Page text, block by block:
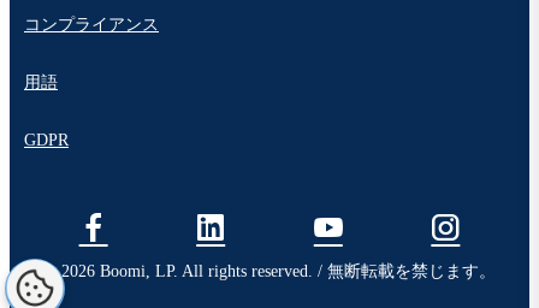
コンプライアンス
用語
GDPR
© 2026 Boomi, LP. All rights reserved. / 無断転載を禁じます。